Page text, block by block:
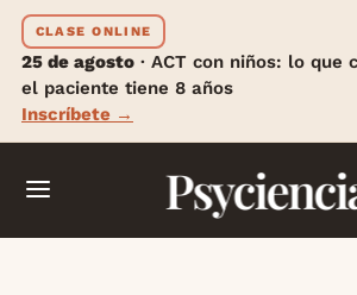
CLASE ONLINE
25 de agosto · ACT con niños: lo que
el paciente tiene 8 años
Inscríbete →